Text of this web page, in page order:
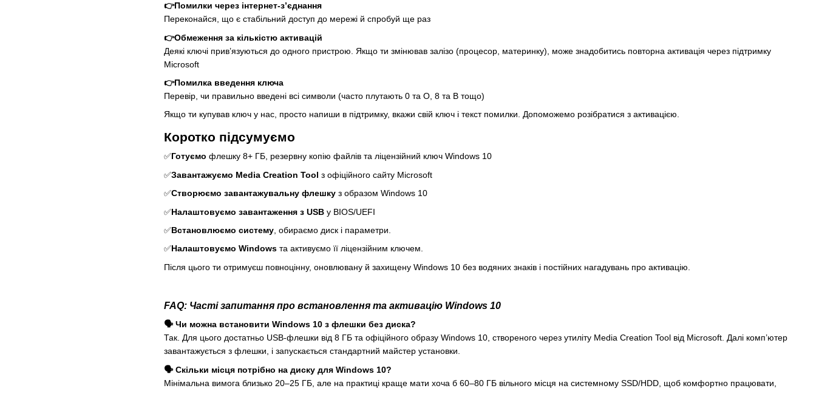
👉Помилки через інтернет-з’єднання
Переконайся, що є стабільний доступ до мережі й спробуй ще раз
👉Обмеження за кількістю активацій
Деякі ключі прив’язуються до одного пристрою. Якщо ти змінював залізо (процесор, материнку), може знадобитись повторна активація через підтримку
Microsoft
👉Помилка введення ключа
Перевір, чи правильно введені всі символи (часто плутають 0 та O, 8 та B тощо)
Якщо ти купував ключ у нас, просто напиши в підтримку, вкажи свій ключ і текст помилки. Допоможемо розібратися з активацією.
Коротко підсумуємо
✅Готуємо флешку 8+ ГБ, резервну копію файлів та ліцензійний ключ Windows 10
✅Завантажуємо Media Creation Tool з офіційного сайту Microsoft
✅Створюємо завантажувальну флешку з образом Windows 10
✅Налаштовуємо завантаження з USB у BIOS/UEFI
✅Встановлюємо систему , обираємо диск і параметри.
✅Налаштовуємо Windows та активуємо її ліцензійним ключем.
Після цього ти отримуєш повноцінну, оновлювану й захищену Windows 10 без водяних знаків і постійних нагадувань про активацію.
FAQ: Часті запитання про встановлення та активацію Windows 10
🗣️ Чи можна встановити Windows 10 з флешки без диска?
Так. Для цього достатньо USB-флешки від 8 ГБ та офіційного образу Windows 10, створеного через утиліту Media Creation Tool від Microsoft. Далі комп’ютер
завантажується з флешки, і запускається стандартний майстер установки.
🗣️ Скільки місця потрібно на диску для Windows 10?
Мінімальна вимога близько 20–25 ГБ, але на практиці краще мати хоча б 60–80 ГБ вільного місця на системному SSD/HDD, щоб комфортно працювати,